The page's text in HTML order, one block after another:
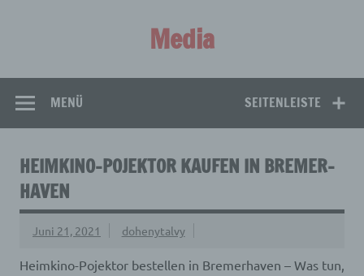
Media
SEITENLEISTE
MENÜ
HEIMKINO-POJEKTOR KAUFEN IN BREMER­
HAVEN
Juni 21, 2021 dohenytalvy
Heimkino-Pojektor bestellen in Bremer­haven – Was tun,